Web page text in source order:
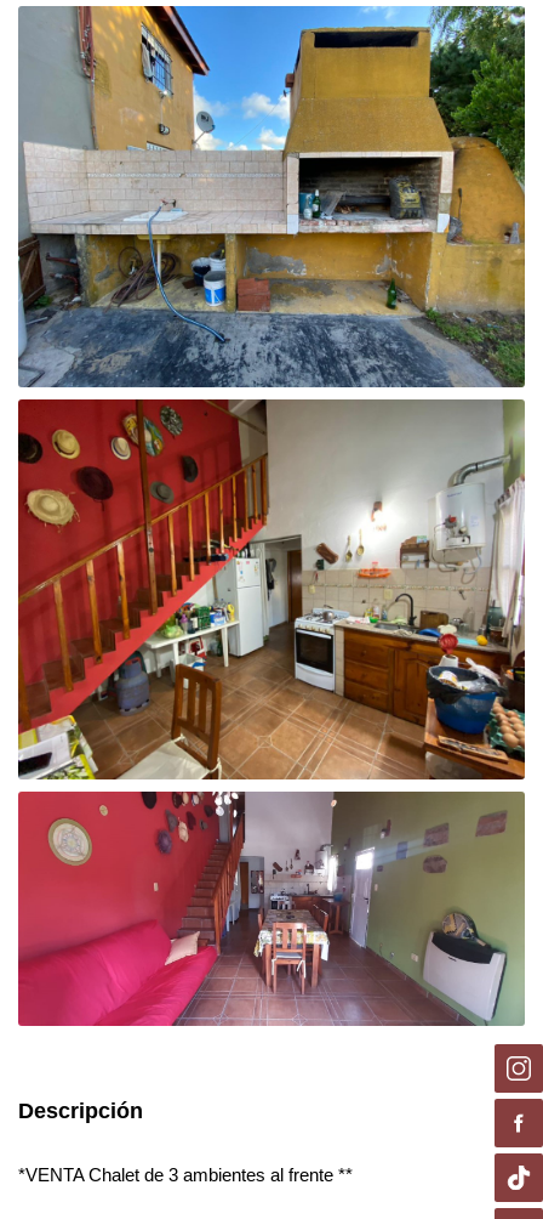
Descripción
*VENTA Chalet de 3 ambientes al frente **